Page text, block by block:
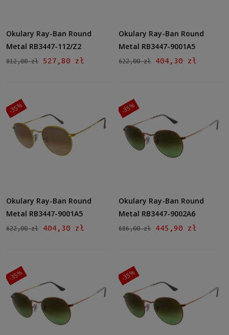
Okulary Ray-Ban Round
Metal RB3447-112/Z2
812,00 zł 527,80 zł
Okulary Ray-Ban Round
Metal RB3447-9001A5
622,00 zł 404,30 zł
Okulary Ray-Ban Round
Metal RB3447-9001A5
622,00 zł 404,30 zł
-35%
Okulary Ray-Ban Round
Metal RB3447-9002A6
686,00 zł 445,90 zł
-35%
-35% -35%